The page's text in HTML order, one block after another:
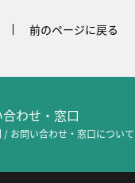
前のページに戻る
わせ・窓口
お問い合わせ・窓口について